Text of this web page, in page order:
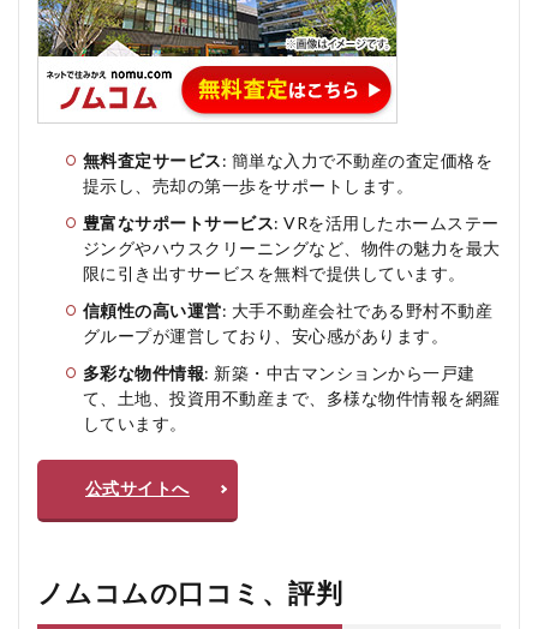
す
す
め
し
な
い
ム
よ
る
問Q
無料査定サービス: 簡単な入力で不動産の査定価格を
提示し、売却の第一歩をサポートします。
豊富なサポートサービス: VRを活用したホームステー
ジングやハウスクリーニングなど、物件の魅力を最大
限に引き出すサービスを無料で提供しています。
信頼性の高い運営: 大手不動産会社である野村不動産
グループが運営しており、安心感があります。
多彩な物件情報: 新築・中古マンションから一戸建
て、土地、投資用不動産まで、多様な物件情報を網羅
しています。
公式サイトへ
ノムコムの口コミ、評判